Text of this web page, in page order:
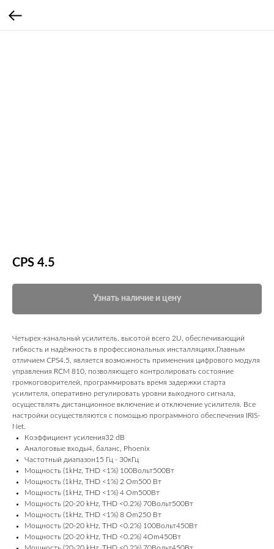
CPS 4.5
Узнать наличие и цену
Четырех-канальный усилитель, высотой всего 2U, обеспечивающий
гибкость и надёжность в профессиональных инсталляциях.Главным
отличием CPS4.5, является возможность применения цифрового модуля
управления RCM 810, позволяющего контролировать состояние
громкоговорителей, программировать время задержки старта
усилителя, оперативно регулировать уровни выходного сигнала,
осуществлять дистанционное включение и отключение усилителя. Все
настройки осуществляются с помощью программного обеспечения IRIS-
Net.
Коэффициент усиления32 dB
Аналоговые входы4, баланс, Phoenix
Частотный диапазон15 Гц - 30кГц
Мощность (1kHz, THD <1%) 100Вольт500Вт
Мощность (1kHz, THD <1%) 2 Om500 Вт
Мощность (1kHz, THD <1%) 4 Om500Вт
Мощность (20-20 kHz, THD <0.2%) 70Вольт500Вт
Мощность (1kHz, THD <1%) 8 Om250 Вт
Мощность (20-20 kHz, THD <0.2%) 100Вольт450Вт
Мощность (20-20 kHz, THD <0.2%) 4Om450Вт